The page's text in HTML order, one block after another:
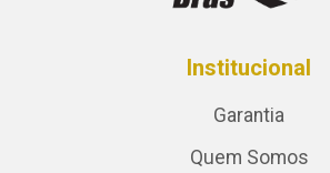
Institucional
Garantia
Quem Somos